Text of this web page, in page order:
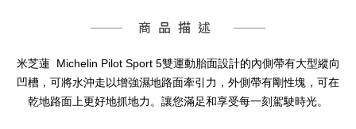
商品描述
米芝蓮 Michelin Pilot Sport 5雙運動胎面設計的內側帶有大型縱向
凹槽，可將水沖走以增強濕地路面牽引力，外側帶有剛性塊，可在
乾地路面上更好地抓地力。讓您滿足和享受每一刻駕駛時光。